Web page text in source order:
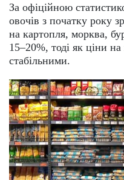
За офіційною
овочів з початку року
на картопля, морква,
15–20%, тоді як ціни
стабільними.